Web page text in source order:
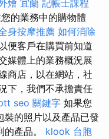
燴 宜蘭 記帳士課程
的業務中的購物體
身按摩推薦 如何消除
便客戶在購買前知道
媒體上的業務概況展
商店，以在網站，社
下，我們不承擔責任
seo 關鍵字 如果您
裝的照片以及產品已發
產品。 klook 台胞